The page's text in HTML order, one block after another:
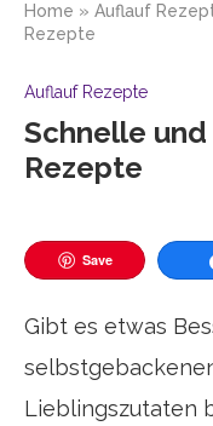
Home » Auflauf
Rezepte
Auflauf Rezepte
Schnelle
Rezepte
Save
Gibt es etwas
Lieblingszutaten